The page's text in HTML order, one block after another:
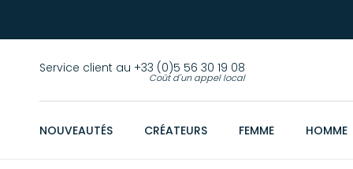
Service client au +33 (0)5 56 30 19 08
Coût d'un appel local
NOUVEAUTÉS CRÉATEURS FEMME HOMME